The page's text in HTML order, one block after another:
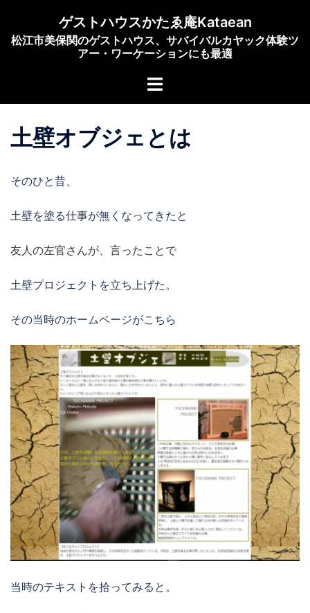
ゲストハウスかたゑ庵Kataean
松江市美保関のゲストハウス、サバイバルカヤック体験ツ
アー・ワーケーションにも最適
ト
メ
ニ
土壁オブジェとは
そのひと昔、
土壁を塗る仕事が無くなってきたと
友人の左官さんが、言ったことで
土壁プロジェクトを立ち上げた。
その当時のホームページがこちら
当時のテキストを拾ってみると。